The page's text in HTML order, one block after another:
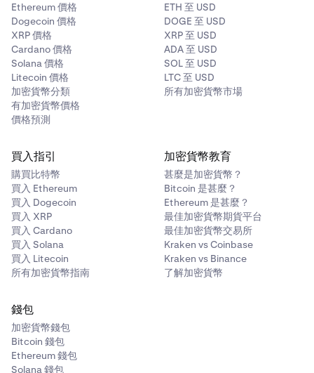
Ethereum 價格
Dogecoin 價格
XRP 價格
Cardano 價格
Solana 價格
Litecoin 價格
加密貨幣分類
有加密貨幣價格
價格預測
ETH 至 USD
DOGE 至 USD
XRP 至 USD
ADA 至 USD
SOL 至 USD
LTC 至 USD
所有加密貨幣市場
買入指引
購買比特幣
買入 Ethereum
買入 Dogecoin
買入 XRP
買入 Cardano
買入 Solana
買入 Litecoin
所有加密貨幣指南
加密貨幣教育
甚麼是加密貨幣？
Bitcoin 是甚麼？
Ethereum 是甚麼？
最佳加密貨幣期貨平台
最佳加密貨幣交易所
Kraken vs Coinbase
Kraken vs Binance
了解加密貨幣
錢包
加密貨幣錢包
Bitcoin 錢包
Ethereum 錢包
Solana 錢包